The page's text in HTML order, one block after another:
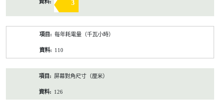
3
每年耗電量（千瓦小時）
110
屏幕對角尺寸（厘米）
126